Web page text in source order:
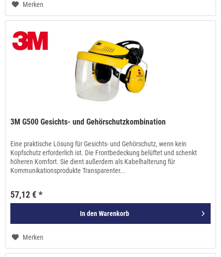
Merken
3M G500 Gesichts- und Gehörschutzkombination
Eine praktische Lösung für Gesichts- und Gehörschutz, wenn kein
Kopfschutz erforderlich ist. Die Frontbedeckung belüftet und schenkt
höheren Komfort. Sie dient außerdem als Kabelhalterung für
Kommunikationsprodukte Transparenter...
57,12 € *
In denWarenkorb
Merken